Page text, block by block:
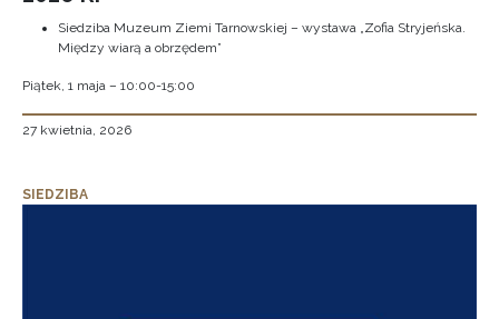
Siedziba Muzeum Ziemi Tarnowskiej – wystawa „Zofia Stryjeńska.
Między wiarą a obrzędem”
Piątek, 1 maja – 10:00-15:00
27 kwietnia, 2026
SIEDZIBA